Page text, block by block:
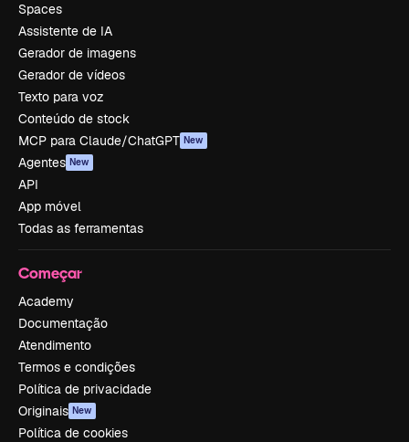
Spaces
Assistente de IA
Gerador de imagens
Gerador de vídeos
Texto para voz
Conteúdo de stock
MCP para Claude/ChatGPT New
Agentes New
API
App móvel
Todas as ferramentas
Começar
Academy
Documentação
Atendimento
Termos e condições
Política de privacidade
Originais New
Política de cookies